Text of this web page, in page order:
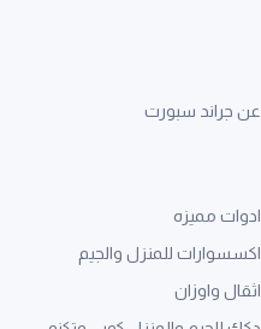
عن جراند سبورت
ادوات مميزه
اكسسوارات للمنزل والجيم
اثقال واوزان